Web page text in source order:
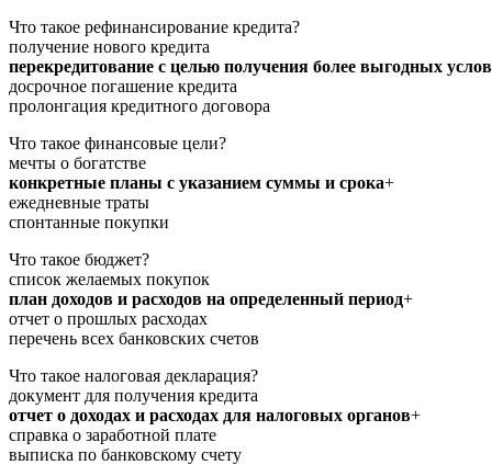
Что такое рефинансирование кредита?
получение нового кредита
перекредитование с целью получения более выгодных
досрочное погашение кредита
пролонгация кредитного договора
Что такое финансовые цели?
мечты о богатстве
конкретные планы с указанием суммы и срока+
ежедневные траты
спонтанные покупки
Что такое бюджет?
список желаемых покупок
план доходов и расходов на определенный период+
отчет о прошлых расходах
перечень всех банковских счетов
Что такое налоговая декларация?
документ для получения кредита
отчет о доходах и расходах для налоговых органов+
справка о заработной плате
выписка по банковскому счету